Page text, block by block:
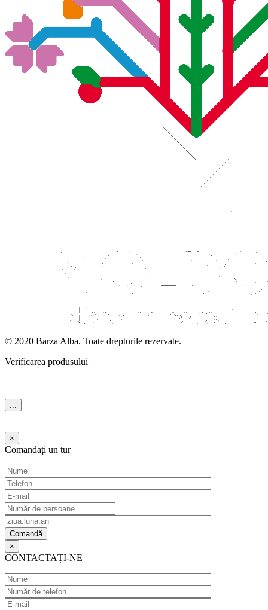
© 2020 Barza Alba. Toate drepturile rezervate.
Verificarea produsului
×
Comandați un tur
×
CONTACTAȚI-NE